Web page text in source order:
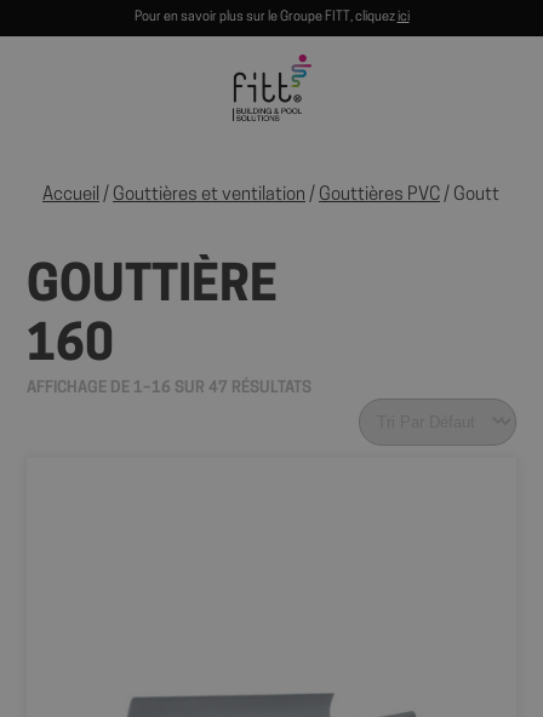
Pour en savoir plus sur le Groupe FITT, cliquezici
Accueil / Gouttières et ventilation / Gouttières PVC / Gouttière
GOUTTIÈRE
160
AFFICHAGE DE 1–16 SUR 47 RÉSULTATS